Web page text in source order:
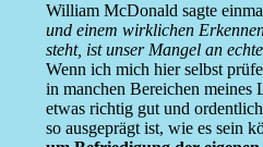
William McDonald sagte
und einem wirklichen
steht, ist unser Mangel an
Wenn ich mich hier selbst
in manchen Bereichen meines
etwas richtig gut und
so ausgeprägt ist, wie es sein